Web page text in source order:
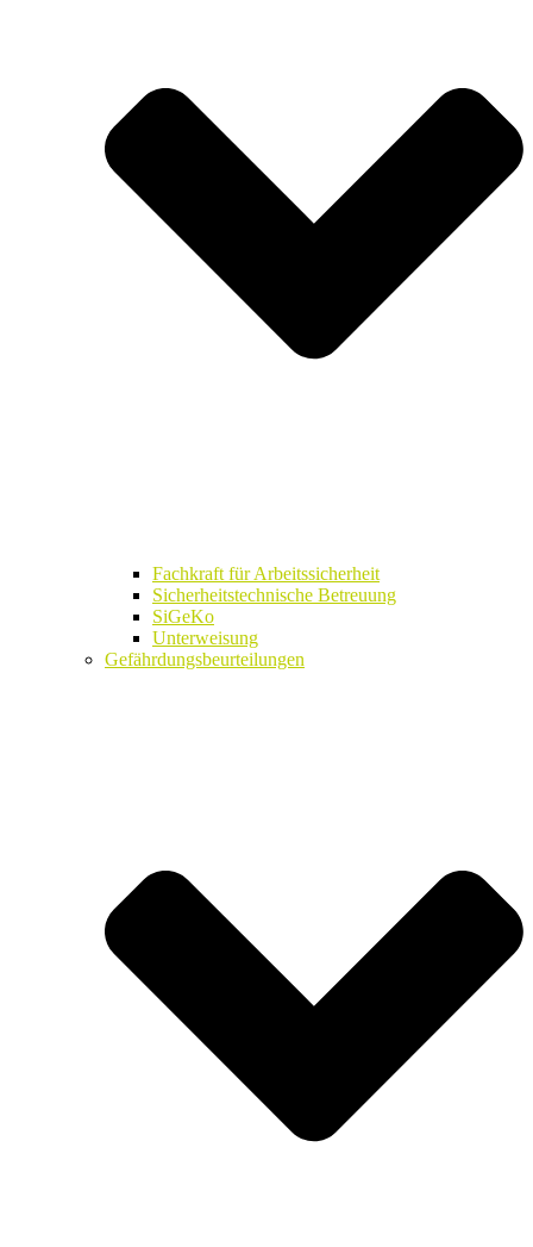
Fachkraft für Arbeitssicherheit
Sicherheitstechnische Betreuung
SiGeKo
Unterweisung
Gefährdungsbeurteilungen